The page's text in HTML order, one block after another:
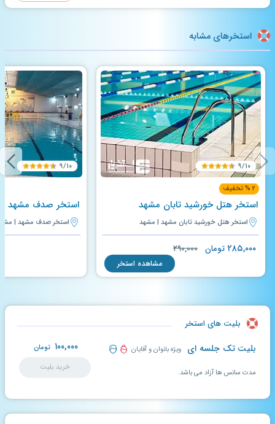
استخرهای مشابه
۹/۱۰
۲ % تخفیف
استخر هتل خورشید تابان مشهد
استخر هتل خورشید تابان مشهد | مشهد
۲۸۵,۰۰۰تومان ۲۹۰,۰۰۰
مشاهده استخر
۹/۱۰
استخر صدف مشهد
استخر صدف مشهد |
بلیت های استخر
بلیت تک جلسه ای ویژه بانوان و آقایان ۱۰۰,۰۰۰ تومان
خرید بلیت
مدت سانس ها آزاد می باشد.